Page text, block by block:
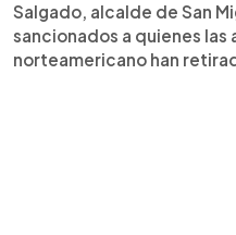
Salgado, alcalde de San
sancionados a quienes
norteamericano han